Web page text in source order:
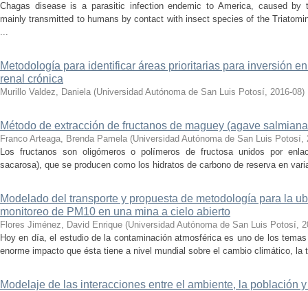
Chagas disease is a parasitic infection endemic to America, caused by
mainly transmitted to humans by contact with insect species of the
...
Metodología para identificar áreas prioritarias para inversión
renal crónica
Murillo Valdez, Daniela (Universidad Autónoma de San Luis Potosí, 2016-08)
Método de extracción de fructanos de maguey (agave
Franco Arteaga, Brenda Pamela (Universidad Autónoma de San Luis Potosí,
Los fructanos son oligómeros o polímeros de fructosa unidos por
sacarosa), que se producen como los hidratos de carbono de reserva en
Modelado del transporte y propuesta de metodología para la
monitoreo de PM10 en una mina a cielo abierto
Flores Jiménez, David Enrique (Universidad Autónoma de San Luis Potosí,
Hoy en día, el estudio de la contaminación atmosférica es uno de los
enorme impacto que ésta tiene a nivel mundial sobre el cambio climático,
Modelaje de las interacciones entre el ambiente, la población